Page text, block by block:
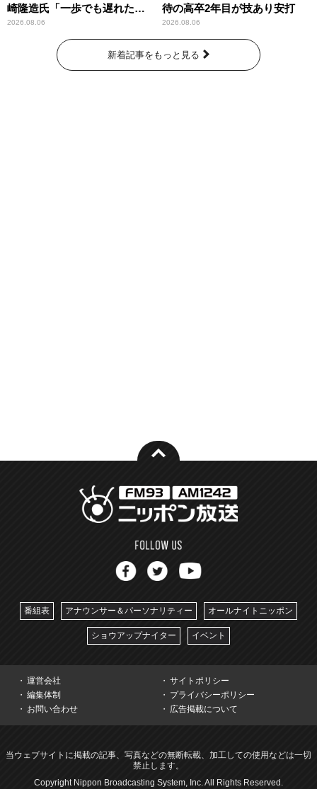
崎隆造氏「一歩でも遅れた
ら…」
2026.08.06
待の高卒2年目が技あり安打
2026.08.06
新着記事をもっと見る
番組表 アナウンサー＆パーソナリティー オールナイトニッポン
ショウアップナイター イベント
運営会社
サイトポリシー
編集体制
プライバシーポリシー
お問い合わせ
広告掲載について
当ウェブサイトに掲載の記事、写真などの無断転載、加工しての使用などは一切
禁止します。
Copyright Nippon Broadcasting System, Inc. All Rights Reserved.